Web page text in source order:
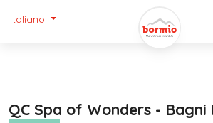
Italiano
QC Spa of Wonders - Bagni